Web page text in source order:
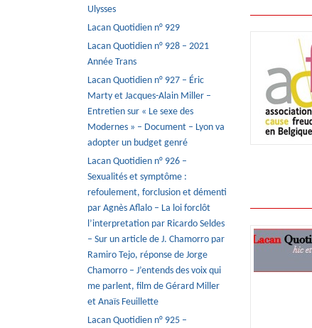
Ulysses
Lacan Quotidien n° 929
Lacan Quotidien n° 928 – 2021
Année Trans
Lacan Quotidien n° 927 – Éric
Marty et Jacques-Alain Miller –
Entretien sur « Le sexe des
Modernes » – Document – Lyon va
adopter un budget genré
Lacan Quotidien n° 926 –
Sexualités et symptôme :
refoulement, forclusion et démenti
par Agnès Aflalo – La loi forclôt
l’interpretation par Ricardo Seldes
– Sur un article de J. Chamorro par
Ramiro Tejo, réponse de Jorge
Chamorro – J’entends des voix qui
me parlent, film de Gérard Miller
et Anaïs Feuillette
Lacan Quotidien n° 925 –